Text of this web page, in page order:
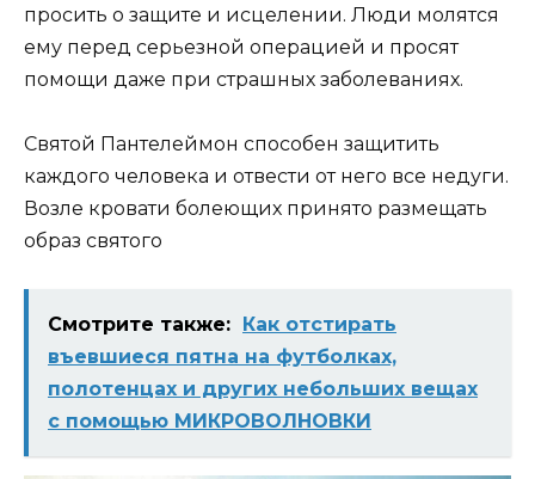
просить о защите и исцелении. Люди молятся
ему перед серьезной операцией и просят
помощи даже при страшных заболеваниях.
Святой Пантелеймон способен защитить
каждого человека и отвести от него все недуги.
Возле кровати болеющих принято размещать
образ святого
Смотрите также: Как отстирать
въевшиеся пятна на футболках,
полотенцах и других небольших вещах
с помощью МИКРОВОЛНОВКИ